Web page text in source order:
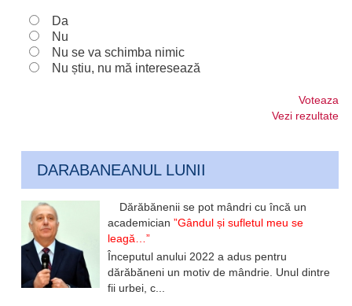
Da
Nu
Nu se va schimba nimic
Nu știu, nu mă interesează
Voteaza
Vezi rezultate
DARABANEANUL LUNII
Dărăbănenii se pot mândri cu încă un
academician”Gândul și sufletul meu se
leagă…”
Începutul anului 2022 a adus pentru
dărăbăneni un motiv de mândrie. Unul dintre
fii urbei, c...